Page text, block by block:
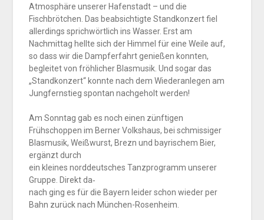
Atmosphäre unserer Hafenstadt – und die
Fischbrötchen. Das beabsichtigte Standkonzert fiel
allerdings sprichwörtlich ins Wasser. Erst am
Nachmittag hellte sich der Himmel für eine Weile auf,
so dass wir die Dampferfahrt genießen konnten,
begleitet von fröhlicher Blasmusik. Und sogar das
„Standkonzert“ konnte nach dem Wiederanlegen am
Jungfernstieg spontan nachgeholt werden!
Am Sonntag gab es noch einen zünftigen
Frühschoppen im Berner Volkshaus, bei schmissiger
Blasmusik, Weißwurst, Brezn und bayrischem Bier,
ergänzt durch
ein kleines norddeutsches Tanzprogramm unserer
Gruppe. Direkt da‐
nach ging es für die Bayern leider schon wieder per
Bahn zurück nach München-Rosenheim.